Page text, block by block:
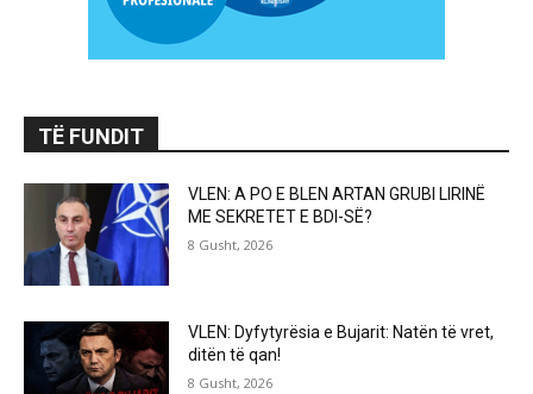
TË FUNDIT
VLEN: A PO E BLEN ARTAN GRUBI LIRINË
ME SEKRETET E BDI-SË?
8 Gusht, 2026
VLEN: Dyfytyrësia e Bujarit: Natën të vret,
ditën të qan!
8 Gusht, 2026